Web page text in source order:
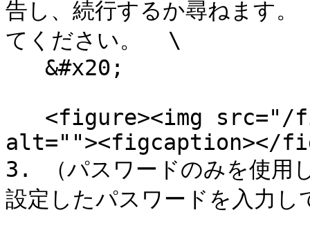
告し、続行するか尋ねます
てください。  \
alt=""><figcaption></
3. （パスワードのみを使用
設定したパスワードを入力し